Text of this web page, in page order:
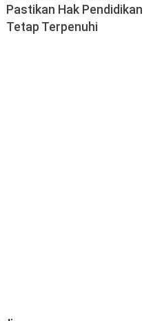
Pastikan Hak Pendidikan
Tetap Terpenuhi